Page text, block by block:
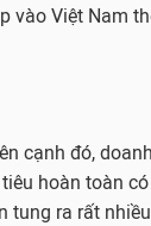
vào Việt Nam
cạnh đó,
hoàn toàn
tung ra rất